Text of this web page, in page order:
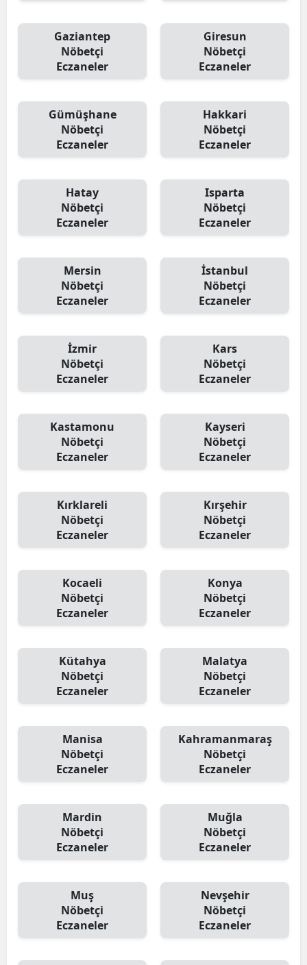
Gaziantep
Nöbetçi
Eczaneler
Giresun
Nöbetçi
Eczaneler
Gümüşhane
Nöbetçi
Eczaneler
Hakkari
Nöbetçi
Eczaneler
Hatay
Nöbetçi
Eczaneler
Isparta
Nöbetçi
Eczaneler
Mersin
Nöbetçi
Eczaneler
İstanbul
Nöbetçi
Eczaneler
İzmir
Nöbetçi
Eczaneler
Kars
Nöbetçi
Eczaneler
Kastamonu
Nöbetçi
Eczaneler
Kayseri
Nöbetçi
Eczaneler
Kırklareli
Nöbetçi
Eczaneler
Kırşehir
Nöbetçi
Eczaneler
Kocaeli
Nöbetçi
Eczaneler
Konya
Nöbetçi
Eczaneler
Kütahya
Nöbetçi
Eczaneler
Malatya
Nöbetçi
Eczaneler
Manisa
Nöbetçi
Eczaneler
Kahramanmaraş
Nöbetçi
Eczaneler
Mardin
Nöbetçi
Eczaneler
Muğla
Nöbetçi
Eczaneler
Muş
Nöbetçi
Eczaneler
Nevşehir
Nöbetçi
Eczaneler